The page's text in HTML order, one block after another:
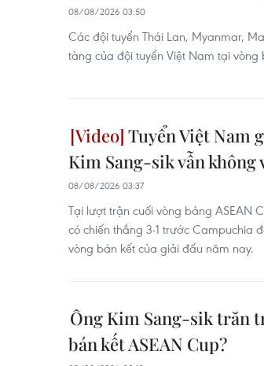
08/08/2026 03:50
Các đội tuyển Thái Lan, Myanmar,
tàng của đội tuyển Việt Nam tại vòng
Tuyển Việt Nam
Kim Sang-sik vẫn không
08/08/2026 03:37
Tại lượt trận cuối vòng bảng ASEAN
có chiến thắng 3-1 trước Campuchia
vòng bán kết của giải đấu năm nay.
Ông Kim Sang-sik trăn
bán kết ASEAN Cup?